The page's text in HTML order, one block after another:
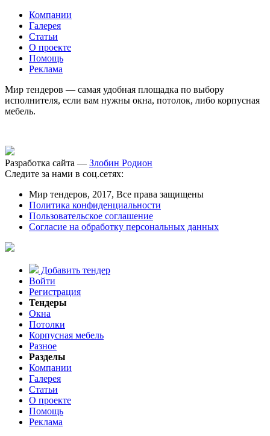
Компании
Галерея
Статьи
О проекте
Помощь
Реклама
Мир тендеров — самая удобная площадка по выбору
исполнителя, если вам нужны окна, потолок, либо корпусная
мебель.
Разработка сайта — Злобин Родион
Следите за нами в соц.сетях:
Мир тендеров, 2017, Все права защищены
Политика конфиденциальности
Пользовательское соглашение
Согласие на обработку персональных данных
Добавить тендер
Войти
Регистрация
Тендеры
Окна
Потолки
Корпусная мебель
Разное
Разделы
Компании
Галерея
Статьи
О проекте
Помощь
Реклама